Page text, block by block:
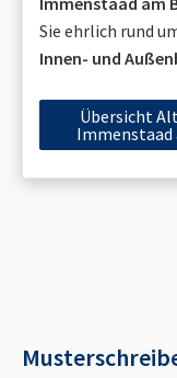
Sie ehrlich rund
Innen- und
Übersicht
Immenstaad